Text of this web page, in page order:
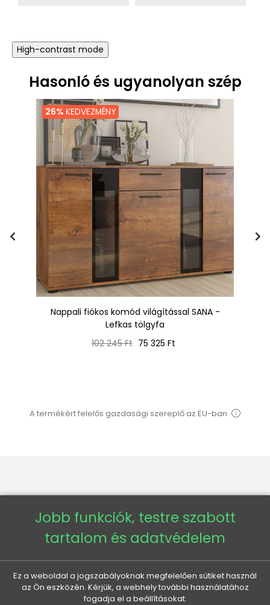
High-contrast mode
Hasonló és ugyanolyan szép
26% KEDVEZMÉNY
Nappali fiókos komód világítással SANA -
Lefkas tölgyfa
Normál
102 245 Ft Ár
75 325 Ft
A termékért felelős gazdasági szereplő az EU-ban
AZ ÖN FIÓKJA
MINDEN A VÁSÁRLÁSRÓL 
Jobb funkciók, testre szabott
tartalom és adatvédelem
Ez a weboldal a jogszabályoknak megfelelően sütiket használ
az Ön eszközén. Kérjük, a webhely további használatához
fogadja el a beállításokat.